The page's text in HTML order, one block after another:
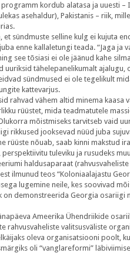
kordub alatasa ja uuesti –
asehaldur), Pakistanis – riik,
et sündmuste selline kulg ei kujuta
enne kallaletungi teada. “Jaga ja
see tõsiasi ei ole jäänud kahe
uuriksid tähelepanelikumalt
sündmused ei ole tegelikult
kattevarjus.
rahvad vähem altid minema
rüüstet, mida teadmatutele
mõistmiseks tarvitseb vaid
rikkused jooksevad nüüd juba
rüüste nõuab, saab kinni makstud
tuleviku ja rusudeks
haldusaparaat
ilmunud teos “Koloniaalajastu
lugemine neile, kes soovivad
on demonstreerida Georgia
Ameerika Ühendriikide
rahvusvaheliste valitsusväliste
oleva organisatsiooni poolt,
oli “vanglareformi”